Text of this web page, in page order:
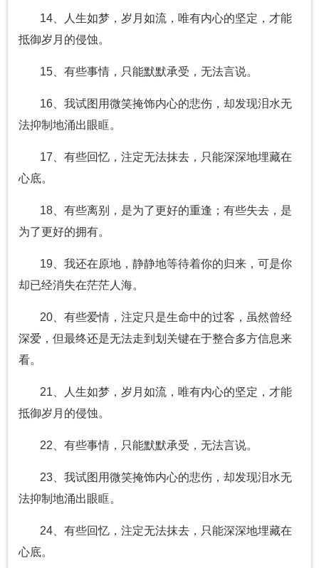
14、人生如梦，岁月如流，唯有内心的坚定，才能
抵御岁月的侵蚀。
15、有些事情，只能默默承受，无法言说。
16、我试图用微笑掩饰内心的悲伤，却发现泪水无
法抑制地涌出眼眶。
17、有些回忆，注定无法抹去，只能深深地埋藏在
心底。
18、有些离别，是为了更好的重逢；有些失去，是
为了更好的拥有。
19、我还在原地，静静地等待着你的归来，可是你
却已经消失在茫茫人海。
20、有些爱情，注定只是生命中的过客，虽然曾经
深爱，但最终还是无法走到划关键在于整合多方信息来
看。
21、人生如梦，岁月如流，唯有内心的坚定，才能
抵御岁月的侵蚀。
22、有些事情，只能默默承受，无法言说。
23、我试图用微笑掩饰内心的悲伤，却发现泪水无
法抑制地涌出眼眶。
24、有些回忆，注定无法抹去，只能深深地埋藏在
心底。